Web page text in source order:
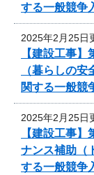
する一般競争
2025年2月25日
【建設工事
（暮らしの
関する一般競
2025年2月25日
【建設工事
ナンス補助（
する一般競争